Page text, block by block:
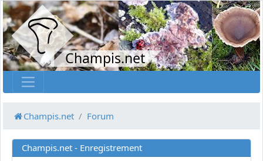
Champis.net
Champis.net Forum
Champis.net - Enregistrement